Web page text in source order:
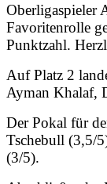
Oberligaspieler
Favoritenrolle
Punktzahl.
Auf Platz 2
Ayman Khalaf,
Der Pokal für
Tschebull (3,5/
(3/5).